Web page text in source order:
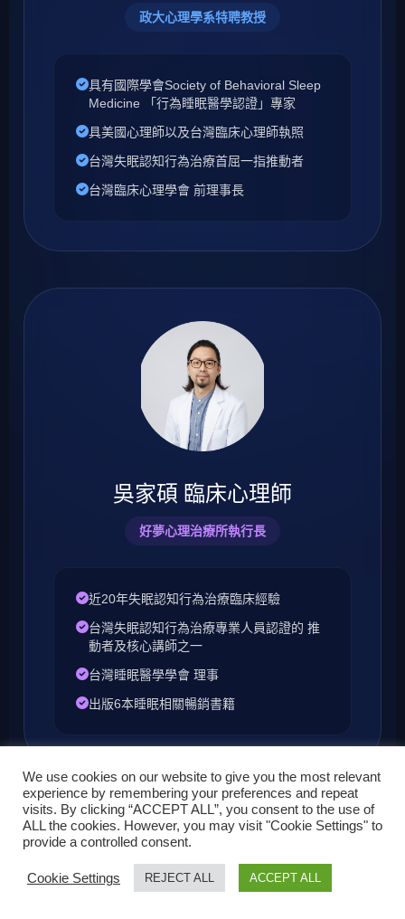
政大心理學系特聘教授
具有國際學會Society of Behavioral Sleep
Medicine 「行為睡眠醫學認證」專家
具美國心理師以及台灣臨床心理師執照
台灣失眠認知行為治療首屈一指推動者
台灣臨床心理學會 前理事長
吳家碩 臨床心理師
好夢心理治療所執行長
近20年失眠認知行為治療臨床經驗
台灣失眠認知行為治療專業人員認證的 推
動者及核心講師之一
台灣睡眠醫學學會 理事
出版6本睡眠相關暢銷書籍
We use cookies on our website to give you the most relevant
experience by remembering your preferences and repeat
visits. By clicking “ACCEPT ALL”, you consent to the use of
ALL the cookies. However, you may visit "Cookie Settings" to
provide a controlled consent.
Cookie Settings REJECT ALL ACCEPT ALL